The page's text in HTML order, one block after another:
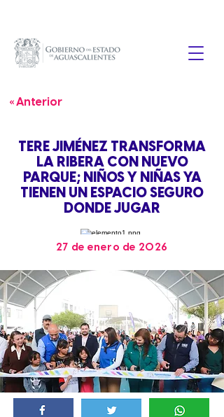
« Anterior
TERE JIMÉNEZ TRANSFORMA
LA RIBERA CON NUEVO
PARQUE; NIÑOS Y NIÑAS YA
TIENEN UN ESPACIO SEGURO
DONDE JUGAR
27 de enero de 2026